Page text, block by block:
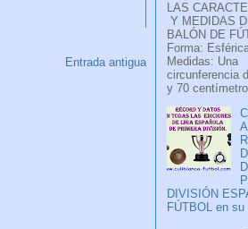
Entrada antigua
LAS
Y MEDIDAS
BALÓN DE
Forma:
Medidas: Una
circunferencia
y 70
DIVISIÓN
FÚTBOL en su